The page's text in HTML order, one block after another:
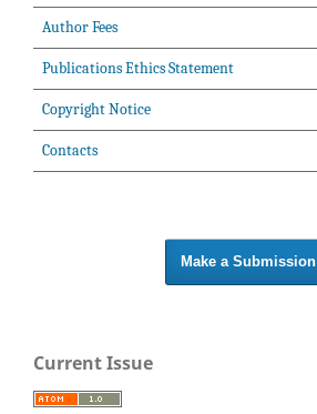
Author Fees
Publications Ethics Statement
Copyright Notice
Contacts
Make a Submission
Current Issue